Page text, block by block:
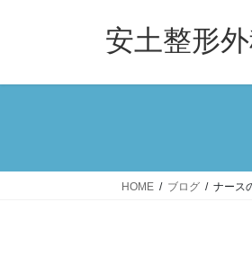
安土整形
HOME ブログ ナース